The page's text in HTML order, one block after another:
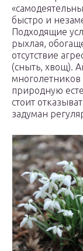
быстро и
Подходящие
рыхлая,
отсутствие
(сныть, хвощ).
природную
стоит
задуман